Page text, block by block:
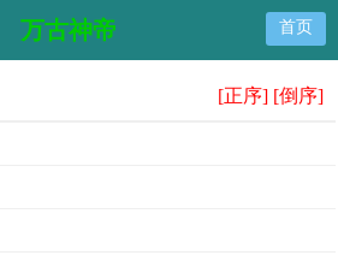
万古神帝 首页
[正序] [倒序]